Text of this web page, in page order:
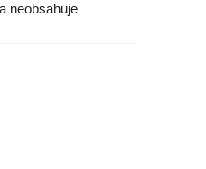
neobsahuje